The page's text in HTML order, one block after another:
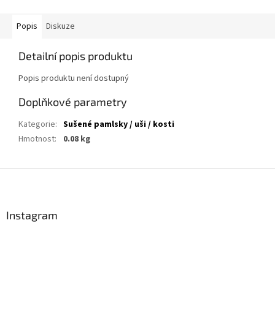
Popis Diskuze
Detailní popis produktu
Popis produktu není dostupný
Doplňkové parametry
Kategorie: Sušené pamlsky / uši / kosti
Hmotnost: 0.08 kg
Instagram